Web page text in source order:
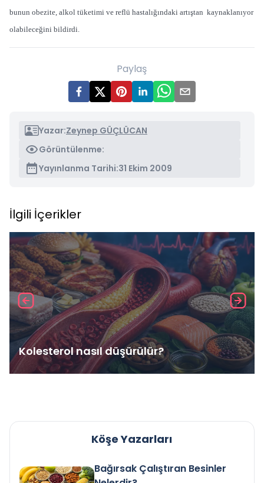
bunun obezite, alkol tüketimi ve reflü hastalığındaki artıştan kaynaklanıyor
olabileceğini bildirdi.
Paylaş
Yazar:Zeynep GÜÇLÜCAN
Görüntülenme:
Yayınlanma Tarihi:31 Ekim 2009
İlgili İçerikler
Kolesterol nasıl düşürülür?
Köşe Yazarları
Bağırsak Çalıştıran Besinler